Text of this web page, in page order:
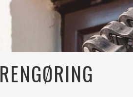
RENGØRING